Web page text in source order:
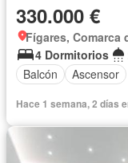
330.000 €
Fígares, Comarca
4 Dormitorios
Balcón
Ascensor
Hace 1 semana, 2 días